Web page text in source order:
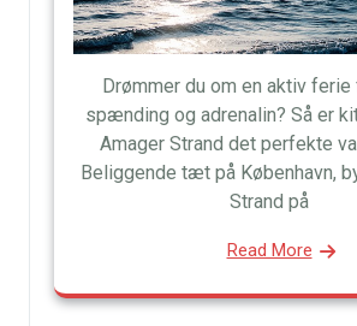
Drømmer du om en aktiv
spænding og adrenalin? Så er
Amager Strand det perfekte
Beliggende tæt på København,
Strand på
Read More